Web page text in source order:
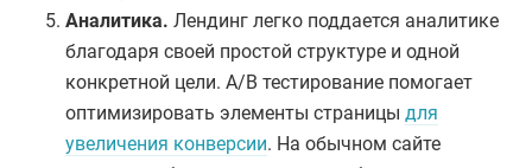
Аналитика. Лендинг легко поддается аналитике
благодаря своей простой структуре и одной
конкретной цели. A/B тестирование помогает
оптимизировать элементы страницы для
увеличения конверсии. На обычном сайте